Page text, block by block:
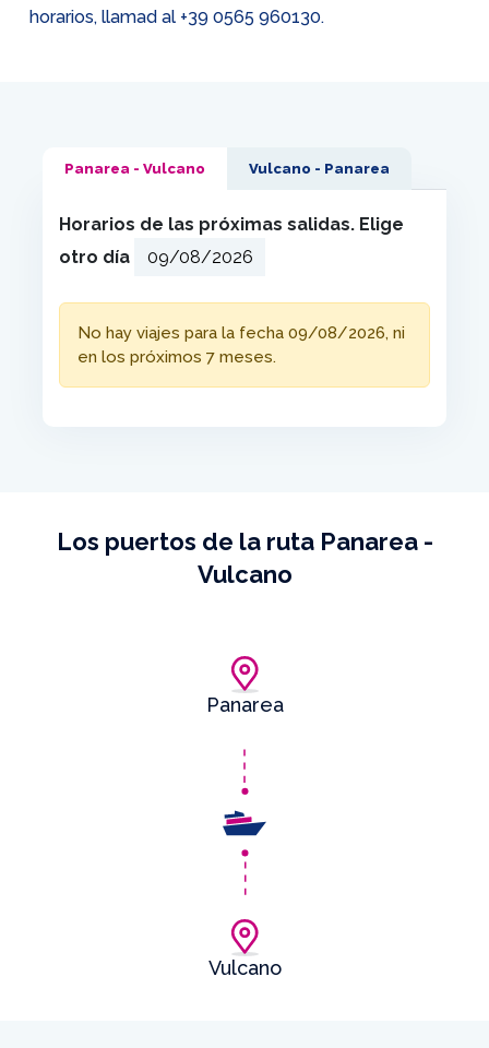
horarios, llamad al +39 0565 960130.
Panarea - Vulcano Vulcano - Panarea
Horarios de las próximas salidas. Elige
otro día
No hay viajes para la fecha 09/08/2026, ni
en los próximos 7 meses.
Los puertos de la ruta Panarea -
Vulcano
Panarea
Vulcano